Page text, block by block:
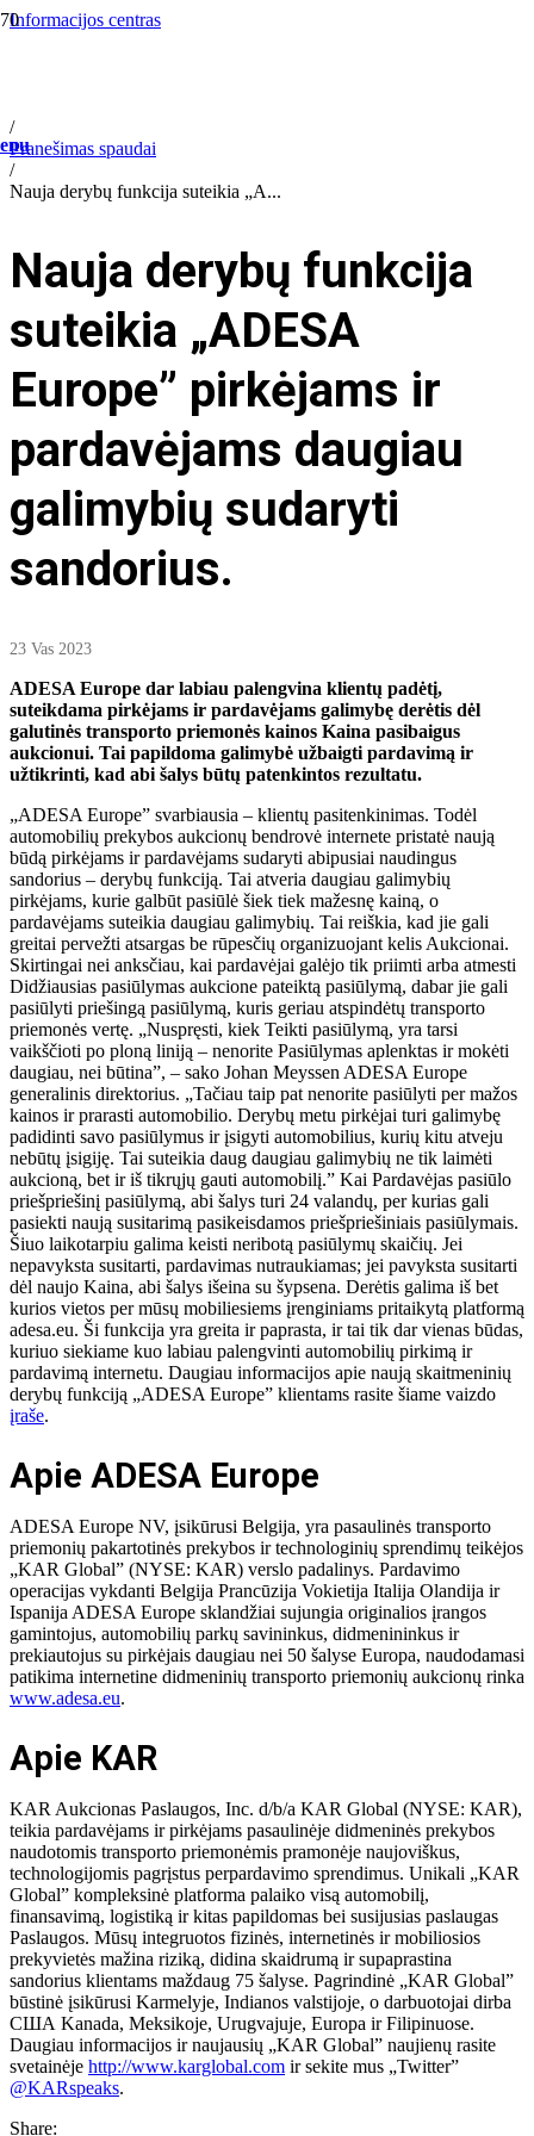
Informacijos centras
/
Pranešimas spaudai
/
Nauja derybų funkcija suteikia „A...
Nauja derybų funkcija
suteikia „ADESA
Europe” pirkėjams ir
pardavėjams daugiau
galimybių sudaryti
sandorius.
23 Vas 2023
ADESA Europe dar labiau palengvina klientų padėtį,
suteikdama pirkėjams ir pardavėjams galimybę derėtis dėl
galutinės transporto priemonės kainos Kaina pasibaigus
aukcionui. Tai papildoma galimybė užbaigti pardavimą ir
užtikrinti, kad abi šalys būtų patenkintos rezultatu.
„ADESA Europe” svarbiausia – klientų pasitenkinimas. Todėl
automobilių prekybos aukcionų bendrovė internete pristatė naują
būdą pirkėjams ir pardavėjams sudaryti abipusiai naudingus
sandorius – derybų funkciją. Tai atveria daugiau galimybių
pirkėjams, kurie galbūt pasiūlė šiek tiek mažesnę kainą, o
pardavėjams suteikia daugiau galimybių. Tai reiškia, kad jie gali
greitai pervežti atsargas be rūpesčių organizuojant kelis Aukcionai.
Skirtingai nei anksčiau, kai pardavėjai galėjo tik priimti arba atmesti
Didžiausias pasiūlymas aukcione pateiktą pasiūlymą, dabar jie gali
pasiūlyti priešingą pasiūlymą, kuris geriau atspindėtų transporto
priemonės vertę. „Nuspręsti, kiek Teikti pasiūlymą, yra tarsi
vaikščioti po ploną liniją – nenorite Pasiūlymas aplenktas ir mokėti
daugiau, nei būtina”, – sako Johan Meyssen ADESA Europe
generalinis direktorius. „Tačiau taip pat nenorite pasiūlyti per mažos
kainos ir prarasti automobilio. Derybų metu pirkėjai turi galimybę
padidinti savo pasiūlymus ir įsigyti automobilius, kurių kitu atveju
nebūtų įsigiję. Tai suteikia daug daugiau galimybių ne tik laimėti
aukcioną, bet ir iš tikrųjų gauti automobilį.” Kai Pardavėjas pasiūlo
priešpriešinį pasiūlymą, abi šalys turi 24 valandų, per kurias gali
pasiekti naują susitarimą pasikeisdamos priešpriešiniais pasiūlymais.
Šiuo laikotarpiu galima keisti neribotą pasiūlymų skaičių. Jei
nepavyksta susitarti, pardavimas nutraukiamas; jei pavyksta susitarti
dėl naujo Kaina, abi šalys išeina su šypsena. Derėtis galima iš bet
kurios vietos per mūsų mobiliesiems įrenginiams pritaikytą platformą
adesa.eu. Ši funkcija yra greita ir paprasta, ir tai tik dar vienas būdas,
kuriuo siekiame kuo labiau palengvinti automobilių pirkimą ir
pardavimą internetu. Daugiau informacijos apie naują skaitmeninių
derybų funkciją „ADESA Europe” klientams rasite šiame vaizdo
įraše.
Apie ADESA Europe
ADESA Europe NV, įsikūrusi Belgija, yra pasaulinės transporto
priemonių pakartotinės prekybos ir technologinių sprendimų teikėjos
„KAR Global” (NYSE: KAR) verslo padalinys. Pardavimo
operacijas vykdanti Belgija Prancūzija Vokietija Italija Olandija ir
Ispanija ADESA Europe sklandžiai sujungia originalios įrangos
gamintojus, automobilių parkų savininkus, didmenininkus ir
prekiautojus su pirkėjais daugiau nei 50 šalyse Europa, naudodamasi
patikima internetine didmeninių transporto priemonių aukcionų rinka
www.adesa.eu.
Apie KAR
KAR Aukcionas Paslaugos, Inc. d/b/a KAR Global (NYSE: KAR),
teikia pardavėjams ir pirkėjams pasaulinėje didmeninės prekybos
naudotomis transporto priemonėmis pramonėje naujoviškus,
technologijomis pagrįstus perpardavimo sprendimus. Unikali „KAR
Global” kompleksinė platforma palaiko visą automobilį,
finansavimą, logistiką ir kitas papildomas bei susijusias paslaugas
Paslaugos. Mūsų integruotos fizinės, internetinės ir mobiliosios
prekyvietės mažina riziką, didina skaidrumą ir supaprastina
sandorius klientams maždaug 75 šalyse. Pagrindinė „KAR Global”
būstinė įsikūrusi Karmelyje, Indianos valstijoje, o darbuotojai dirba
США Kanada, Meksikoje, Urugvajuje, Europa ir Filipinuose.
Daugiau informacijos ir naujausių „KAR Global” naujienų rasite
svetainėje http://www.karglobal.com ir sekite mus „Twitter”
@KARspeaks.
Share: